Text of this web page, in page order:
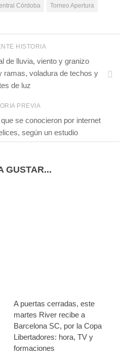
Córdoba Torneo Apertura
HISTORIA
de lluvia, viento y granizo
ramas, voladura de techos y
de luz
PREVIA
se conocieron por internet
según un estudio
GUSTAR...
A puertas cerradas, este
martes River recibe a
Barcelona SC, por la Copa
Libertadores: hora, TV y
formaciones